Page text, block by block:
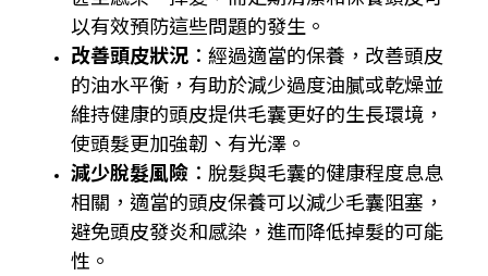
以有效預防這些問題的發生。
改善頭皮狀況 ：經過適當的保養，改善頭皮
的油水平衡，有助於減少過度油膩或乾燥並
維持健康的頭皮提供毛囊更好的生長環境，
使頭髮更加強韌、有光澤。
減少脫髮風險 ：脫髮與毛囊的健康程度息息
相關，適當的頭皮保養可以減少毛囊阻塞，
避免頭皮發炎和感染，進而降低掉髮的可能
性。